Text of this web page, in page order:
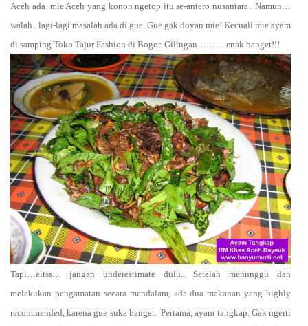
Aceh ada mie Aceh yang konon ngetop itu se-antero nusantara . Namun…
walah.. lagi-lagi masalah ada di gue. Gue gak doyan mie! Kecuali mie ayam
di samping Toko Tajur Fashion di Bogor. Gilingan……… enak banget!!!
Tapi…eitss… jangan underestimate dulu.. Setelah menunggu dan
melakukan pengamatan secara mendalam, ada dua makanan yang highly
recommended, karena gue suka banget. Pertama, ayam tangkap. Gak ngerti